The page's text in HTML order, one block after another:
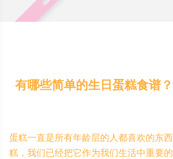
有哪些简单的生日蛋糕食谱？
蛋糕一直是所有年龄层的人都喜欢的东
糕，我们已经把它作为我们生活中重要